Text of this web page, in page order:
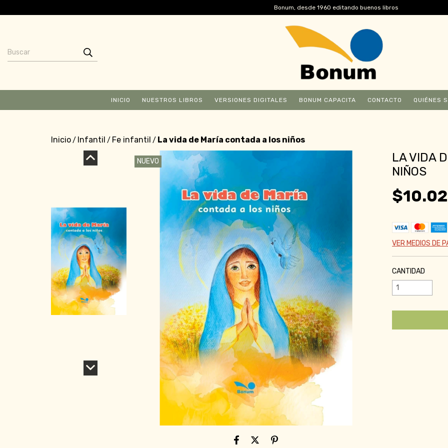
Bonum, desde 1960 editando buenos libros
INICIO NUESTROS LIBROS VERSIONES DIGITALES BONUM CAPACITA CONTACTO QUIÉNES
Inicio/ Infantil / Fe infantil / La vida de María contada a los niños
NUEVO
LA VIDA
NIÑOS
VER MEDIOS DE
CANTIDAD